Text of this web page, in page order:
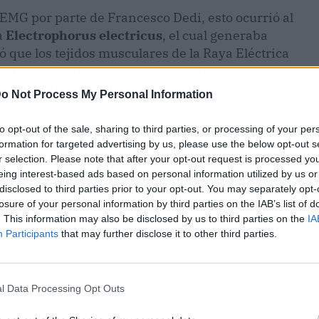
Not Process My Personal Information
opt-out of the sale, sharing to third parties, or processing of your
for targeted advertising by us, please use the below opt-out
selection. Please note that after your opt-out request is processed
interest-based ads based on personal information utilized by us
to third parties prior to your opt-out. You may separately
of your personal information by third parties on the IAB’s list of
This information may also be disclosed by us to third parties on the
Participants that may further disclose it to other third parties.
Data Processing Opt Outs
por parte de Francesco Dedi, esto ocurrió al
Electrophorus electricus, el cual generaba
que los tejidos musculares de la Raya Eléctrica
sino hasta1792que Luigi Gavaldi, en su
Musculari Commentarius,demostró que
los músculos. Aunque seis décadas después,
Raymond que era posible llevar un registro
musculares.